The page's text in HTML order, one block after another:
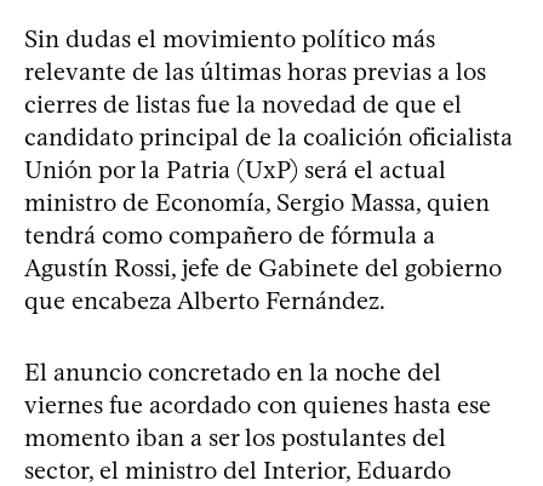
Sin dudas el movimiento político más
relevante de las últimas horas previas a los
cierres de listas fue la novedad de que el
candidato principal de la coalición oficialista
Unión por la Patria (UxP) será el actual
ministro de Economía, Sergio Massa, quien
tendrá como compañero de fórmula a
Agustín Rossi, jefe de Gabinete del gobierno
que encabeza Alberto Fernández.
El anuncio concretado en la noche del
viernes fue acordado con quienes hasta ese
momento iban a ser los postulantes del
sector, el ministro del Interior, Eduardo